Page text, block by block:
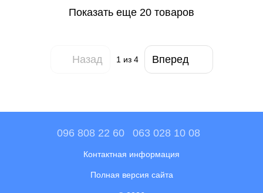
Показать еще 20 товаров
Назад 1из 4 Вперед
096 808 22 60 063 028 10 08
Контактная информация
Полная версия сайта